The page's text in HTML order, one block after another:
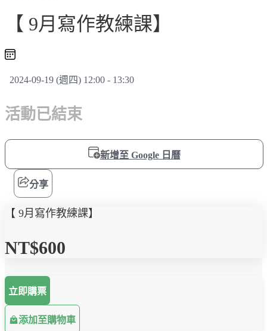
【 9月寫作教練課】
2024-09-19 (週四) 12:00 - 13:30
活動已結束
新增至 Google 日曆
分享
【 9月寫作教練課】
NT$600
立即購票
添加至購物車